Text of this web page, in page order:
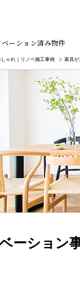
ベーション済み物件
しゃれ｜リノベ施工事例 家具が
ーション